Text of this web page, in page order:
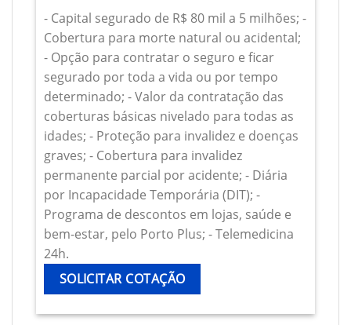
- Capital segurado de R$ 80 mil a 5 milhões; -
Cobertura para morte natural ou acidental;
- Opção para contratar o seguro e ficar
segurado por toda a vida ou por tempo
determinado; - Valor da contratação das
coberturas básicas nivelado para todas as
idades; - Proteção para invalidez e doenças
graves; - Cobertura para invalidez
permanente parcial por acidente; - Diária
por Incapacidade Temporária (DIT); -
Programa de descontos em lojas, saúde e
bem-estar, pelo Porto Plus; - Telemedicina
24h.
SOLICITAR COTAÇÃO